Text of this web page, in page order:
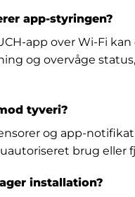
app-styringen?
app over Wi-Fi kan
og overvåge
tyveri?
og app-
brug eller
installation?